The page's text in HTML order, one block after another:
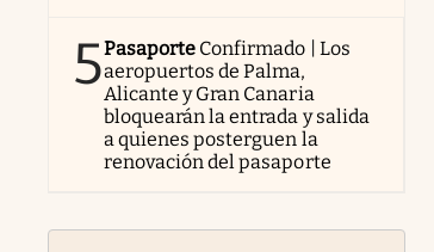
5Pasaporte Confirmado | Los
aeropuertos de Palma,
Alicante y Gran Canaria
bloquearán la entrada y salida
a quienes posterguen la
renovación del pasaporte